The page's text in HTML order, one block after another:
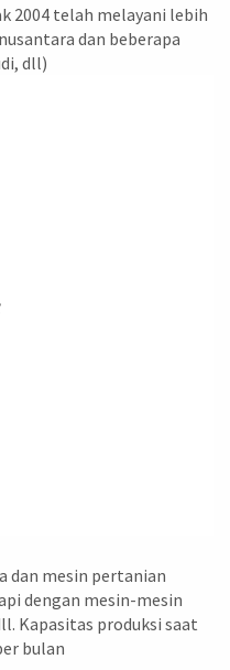
2004 telah melayani lebih
dan beberapa
dll)
dan mesin pertanian
dengan mesin-mesin
Kapasitas produksi saat
bulan